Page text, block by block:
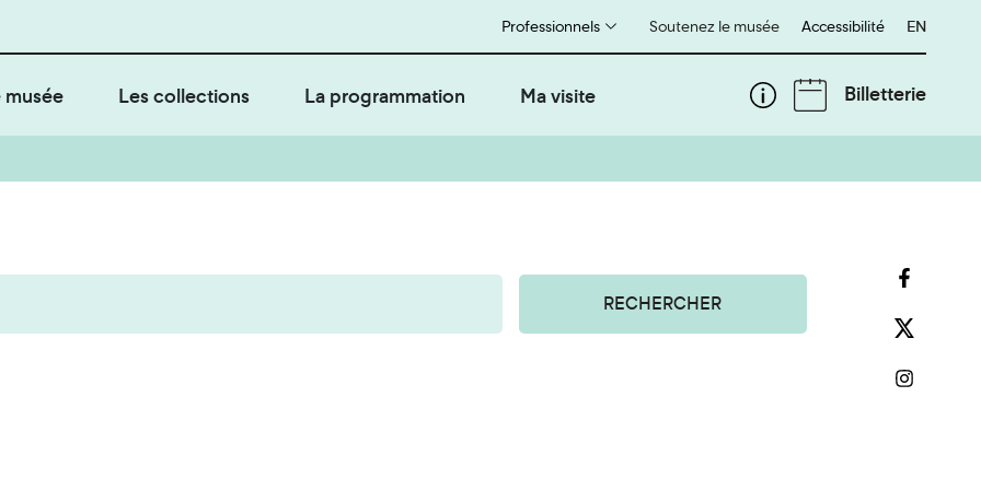
Soutenez le musée
Professionnels Accessibilité English
EN
musée Les collections La programmation Ma visite Billetterie
RECHERCHER